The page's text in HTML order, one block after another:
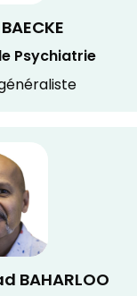
Psychiatrie
BAHARLOO